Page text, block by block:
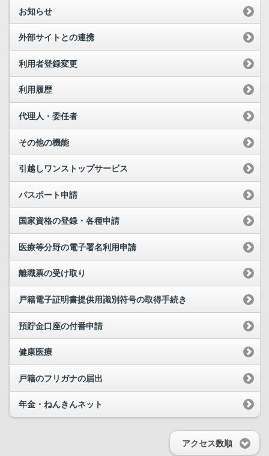
お知らせ
外部サイトとの連携
利用者登録変更
利用履歴
代理人・委任者
その他の機能
引越しワンストップサービス
パスポート申請
国家資格の登録・各種申請
医療等分野の電子署名利用申請
離職票の受け取り
戸籍電子証明書提供用識別符号の取得手続き
預貯金口座の付番申請
健康医療
戸籍のフリガナの届出
年金・ねんきんネット
アクセス数順